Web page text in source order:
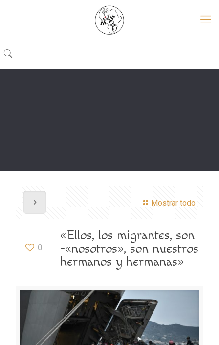
Mostrar todo
0
«Ellos, los migrantes, son
-«nosotros», son nuestros
hermanos y hermanas»